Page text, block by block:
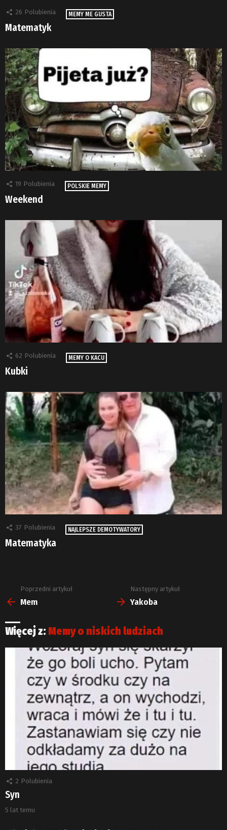
26 Polubienia MEMY ME GUSTA
Matematyk
19 Polubienia POLSKIE MEMY
Weekend
62 Polubienia MEMY O KACU
Kubki
37 Polubienia NAJLEPSZE DEMOTYWATORY
Matematyka
Zobacz
więcej
Poprzedni artykuł
Mem
Następny artykuł
Yakoba
Więcej z: Memy o niskich ludziach
2 Polubienia
Syn
5 lat temu